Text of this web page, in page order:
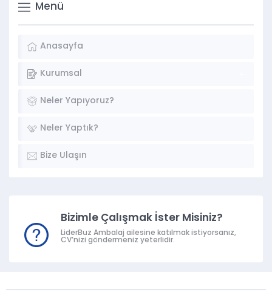
Menü
Anasayfa
Kurumsal
Neler Yapıyoruz?
Neler Yaptık?
Bize Ulaşın
Bizimle Çalışmak İster Misiniz?
LiderBuz Ambalaj ailesine katılmak istiyorsanız,
CV’nizi göndermeniz yeterlidir.